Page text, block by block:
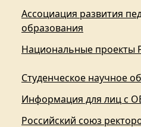
Ассоциация развития
образования
Национальные проекты
Студенческое научное
Информация для лиц с
Российский союз